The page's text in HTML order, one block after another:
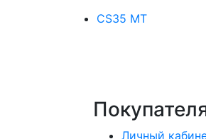
CS35 MT
Личный